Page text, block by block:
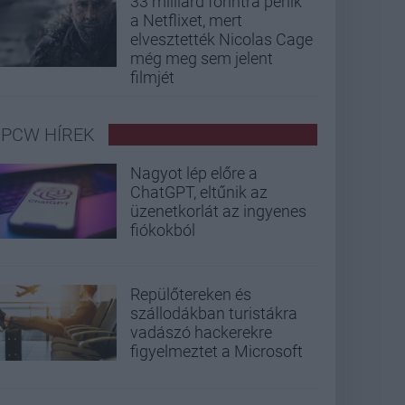
a Netflixet, mert
elvesztették Nicolas Cage
még meg sem jelent
filmjét
PCW HÍREK
Nagyot lép előre a
ChatGPT, eltűnik az
üzenetkorlát az ingyenes
fiókokból
Repülőtereken és
szállodákban turistákra
vadászó hackerekre
figyelmeztet a Microsoft